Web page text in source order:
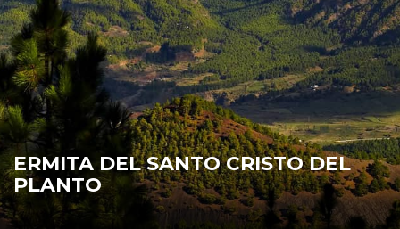
ERMITA DEL SANTO CRISTO DEL
PLANTO